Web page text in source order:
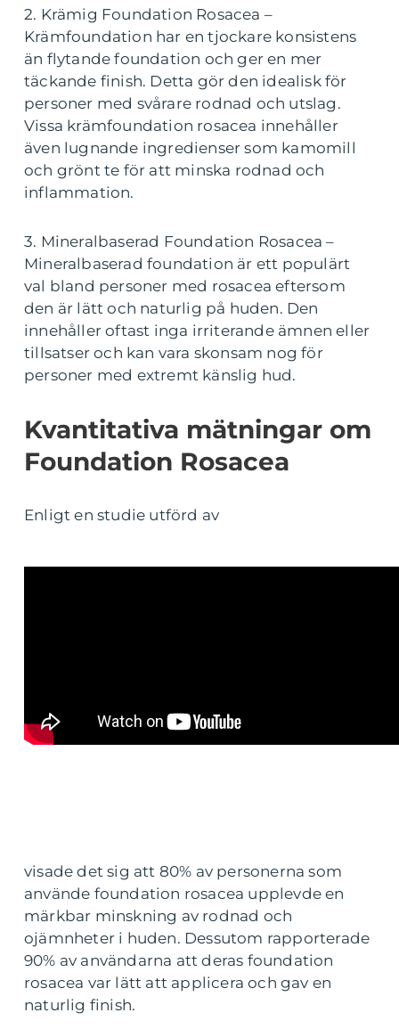
2. Krämig Foundation Rosacea –
Krämfoundation har en tjockare konsistens
än flytande foundation och ger en mer
täckande finish. Detta gör den idealisk för
personer med svårare rodnad och utslag.
Vissa krämfoundation rosacea innehåller
även lugnande ingredienser som kamomill
och grönt te för att minska rodnad och
inflammation.
3. Mineralbaserad Foundation Rosacea –
Mineralbaserad foundation är ett populärt
val bland personer med rosacea eftersom
den är lätt och naturlig på huden. Den
innehåller oftast inga irriterande ämnen eller
tillsatser och kan vara skonsam nog för
personer med extremt känslig hud.
Kvantitativa mätningar om
Foundation Rosacea
Enligt en studie utförd av
visade det sig att 80% av personerna som
använde foundation rosacea upplevde en
märkbar minskning av rodnad och
ojämnheter i huden. Dessutom rapporterade
90% av användarna att deras foundation
rosacea var lätt att applicera och gav en
naturlig finish.